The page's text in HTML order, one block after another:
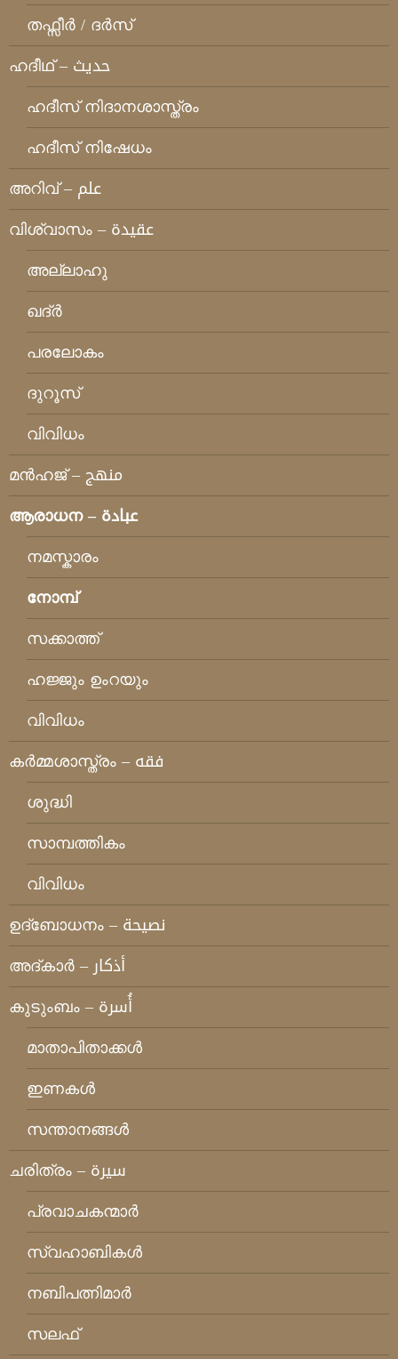
തഫ്സീര്‍ / ദര്‍സ്
ഹദീഥ്‌ – حديث
ഹദീസ് നിദാനശാസ്ത്രം
ഹദീസ് നിഷേധം
അറിവ് – علم
വിശ്വാസം – عقيدة
അല്ലാഹു
ഖദ്ര്‍
പരലോകം
ദുറൂസ്
വിവിധം
മന്‍ഹജ് – منهج
ആരാധന – عبادة
നമസ്കാരം
നോമ്പ്
സക്കാത്ത്
ഹജ്ജും ഉംറയും
വിവിധം
കര്‍മ്മശാസ്ത്രം – فقه
ശുദ്ധി
സാമ്പത്തികം
വിവിധം
ഉദ്ബോധനം – نصيحة
അദ്കാര്‍ – أذكار
കുടുംബം – أُسرة
മാതാപിതാക്കള്‍
ഇണകള്‍
സന്താനങ്ങള്‍
ചരിത്രം – سيرة
പ്രവാചകന്മാര്‍
സ്വഹാബികള്‍
നബിപത്നിമാര്‍
സലഫ്